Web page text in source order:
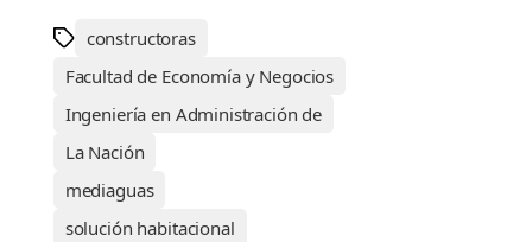
constructoras
Facultad de Economía y Negocios
Ingeniería en Administración de
La Nación
mediaguas
solución habitacional